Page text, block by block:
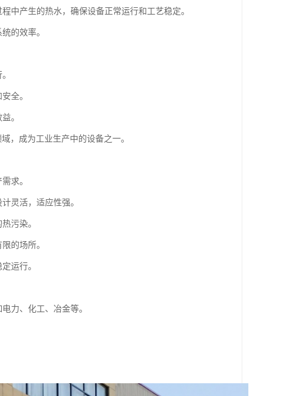
中产生的热水，确保设备正常运行和工艺稳定。
的效率。
全。
。
，成为工业生产中的设备之一。
求。
灵活，适应性强。
污染。
的场所。
运行。
力、化工、冶金等。